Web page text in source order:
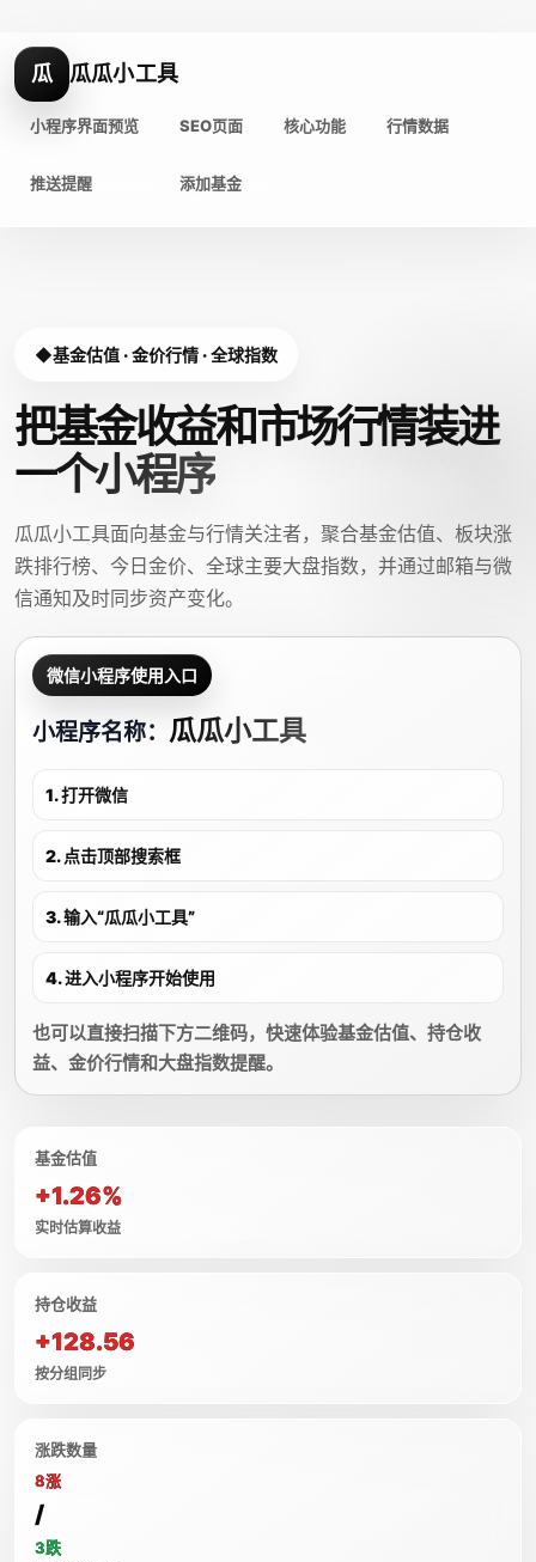
瓜 瓜瓜小工具
小程序界面预览 SEO页面 核心功能 行情数据
推送提醒 添加基金
基金估值 · 金价行情 · 全球指数
把基金收益和市场行情装进
一个小程序
瓜瓜小工具面向基金与行情关注者，聚合基金估值、板块涨
跌排行榜、今日金价、全球主要大盘指数，并通过邮箱与微
信通知及时同步资产变化。
微信小程序使用入口
小程序名称： 瓜瓜小工具
1. 打开微信
2. 点击顶部搜索框
3. 输入“瓜瓜小工具”
4. 进入小程序开始使用
也可以直接扫描下方二维码，快速体验基金估值、持仓收
益、金价行情和大盘指数提醒。
基金估值
+1.26%
实时估算收益
持仓收益
+128.56
按分组同步
涨跌数量
8涨
/
3跌